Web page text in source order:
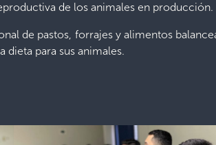
de los animales en producción.
de pastos, forrajes y alimentos
dieta para sus animales.